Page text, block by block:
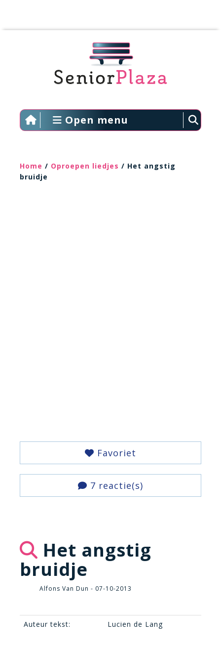
Open menu
Home / Oproepen liedjes / Het angstig
bruidje
Favoriet
7 reactie(s)
Het angstig
bruidje
Alfons Van Dun - 07-10-2013
Auteur tekst: Lucien de Lang